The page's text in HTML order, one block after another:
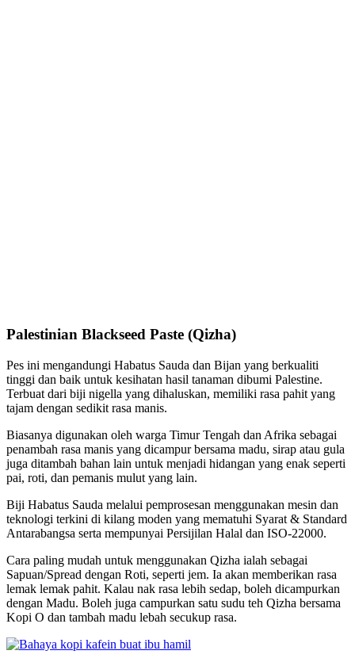
Palestinian Blackseed Paste (Qizha)
Pes ini mengandungi Habatus Sauda dan Bijan yang berkualiti
tinggi dan baik untuk kesihatan hasil tanaman dibumi Palestine.
Terbuat dari biji nigella yang dihaluskan, memiliki rasa pahit yang
tajam dengan sedikit rasa manis.
Biasanya digunakan oleh warga Timur Tengah dan Afrika sebagai
penambah rasa manis yang dicampur bersama madu, sirap atau gula
juga ditambah bahan lain untuk menjadi hidangan yang enak seperti
pai, roti, dan pemanis mulut yang lain.
Biji Habatus Sauda melalui pemprosesan menggunakan mesin dan
teknologi terkini di kilang moden yang mematuhi Syarat & Standard
Antarabangsa serta mempunyai Persijilan Halal dan ISO-22000.
Cara paling mudah untuk menggunakan Qizha ialah sebagai
Sapuan/Spread dengan Roti, seperti jem. Ia akan memberikan rasa
lemak lemak pahit. Kalau nak rasa lebih sedap, boleh dicampurkan
dengan Madu. Boleh juga campurkan satu sudu teh Qizha bersama
Kopi O dan tambah madu lebah secukup rasa.